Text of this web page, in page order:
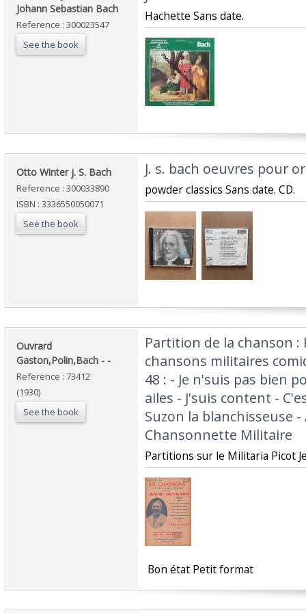
Johann Sebastian Bach‎
Reference : 300023547
See the book
‎Hachette Sans date.‎
‎Otto Winter j. S. Bach‎
Reference : 300033890
ISBN : 3336550050071
See the book
‎J. s. bach oeuvres pour
‎powder classics Sans date. CD.‎
‎Ouvrard
Gaston,Polin,Bach - - ‎
Reference : 73412
(1930)
See the book
‎Partition de la chanson :
chansons militaires
48 : - Je n'suis pas bien
ailes - J'suis content -
Suzon la blanchisseuse -
Chansonnette Militaire ‎
‎Partitions sur le Militaria Picot
‎ Bon état Petit format ‎